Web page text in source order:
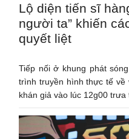
Lộ diện tiến sĩ
người ta” khiến
quyết liệt
Tiếp nối ở khung phát
trình truyền hình thực tế về
khán giả vào lúc 12g00 trưa